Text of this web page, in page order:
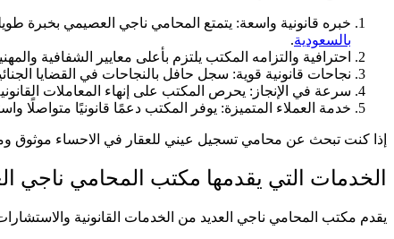
خبره قانونية واسعة: يتمتع المحامي ناجي العصيمي بخبرة
بالسعودية.
احترافية والتزامه المكتب يلتزم بأعلى معايير الشفافية
نجاحات قانونية قوية: سجل حافل بالنجاحات في القضايا
سرعة في الإنجاز: يحرص المكتب على إنهاء المعاملات
خدمة العملاء المتميزة: يوفر المكتب دعمًا قانونيًا
إذا كنت تبحث عن محامي تسجيل عيني للعقار في الاحساء موثوق
الخدمات التي يقدمها مكتب المحامي ناجي
يقدم مكتب المحامي ناجي العديد من الخدمات القانونية